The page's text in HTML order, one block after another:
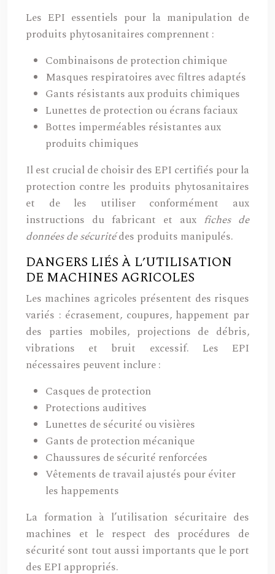
Les EPI essentiels pour la manipulation de
produits phytosanitaires comprennent :
Combinaisons de protection chimique
Masques respiratoires avec filtres adaptés
Gants résistants aux produits chimiques
Lunettes de protection ou écrans faciaux
Bottes imperméables résistantes aux
produits chimiques
Il est crucial de choisir des EPI certifiés pour la
protection contre les produits phytosanitaires
et de les utiliser conformément aux
instructions du fabricant et aux fiches de
données de sécuritédes produits manipulés.
DANGERS LIÉS À L’UTILISATION
DE MACHINES AGRICOLES
Les machines agricoles présentent des risques
variés : écrasement, coupures, happement par
des parties mobiles, projections de débris,
vibrations et bruit excessif. Les EPI
nécessaires peuvent inclure :
Casques de protection
Protections auditives
Lunettes de sécurité ou visières
Gants de protection mécanique
Chaussures de sécurité renforcées
Vêtements de travail ajustés pour éviter
les happements
La formation à l’utilisation sécuritaire des
machines et le respect des procédures de
sécurité sont tout aussi importants que le port
des EPI appropriés.